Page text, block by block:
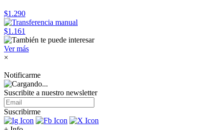
$1.290
$1.161
Ver más
×
Notificarme
Suscribite a nuestro newsletter
Suscribirme